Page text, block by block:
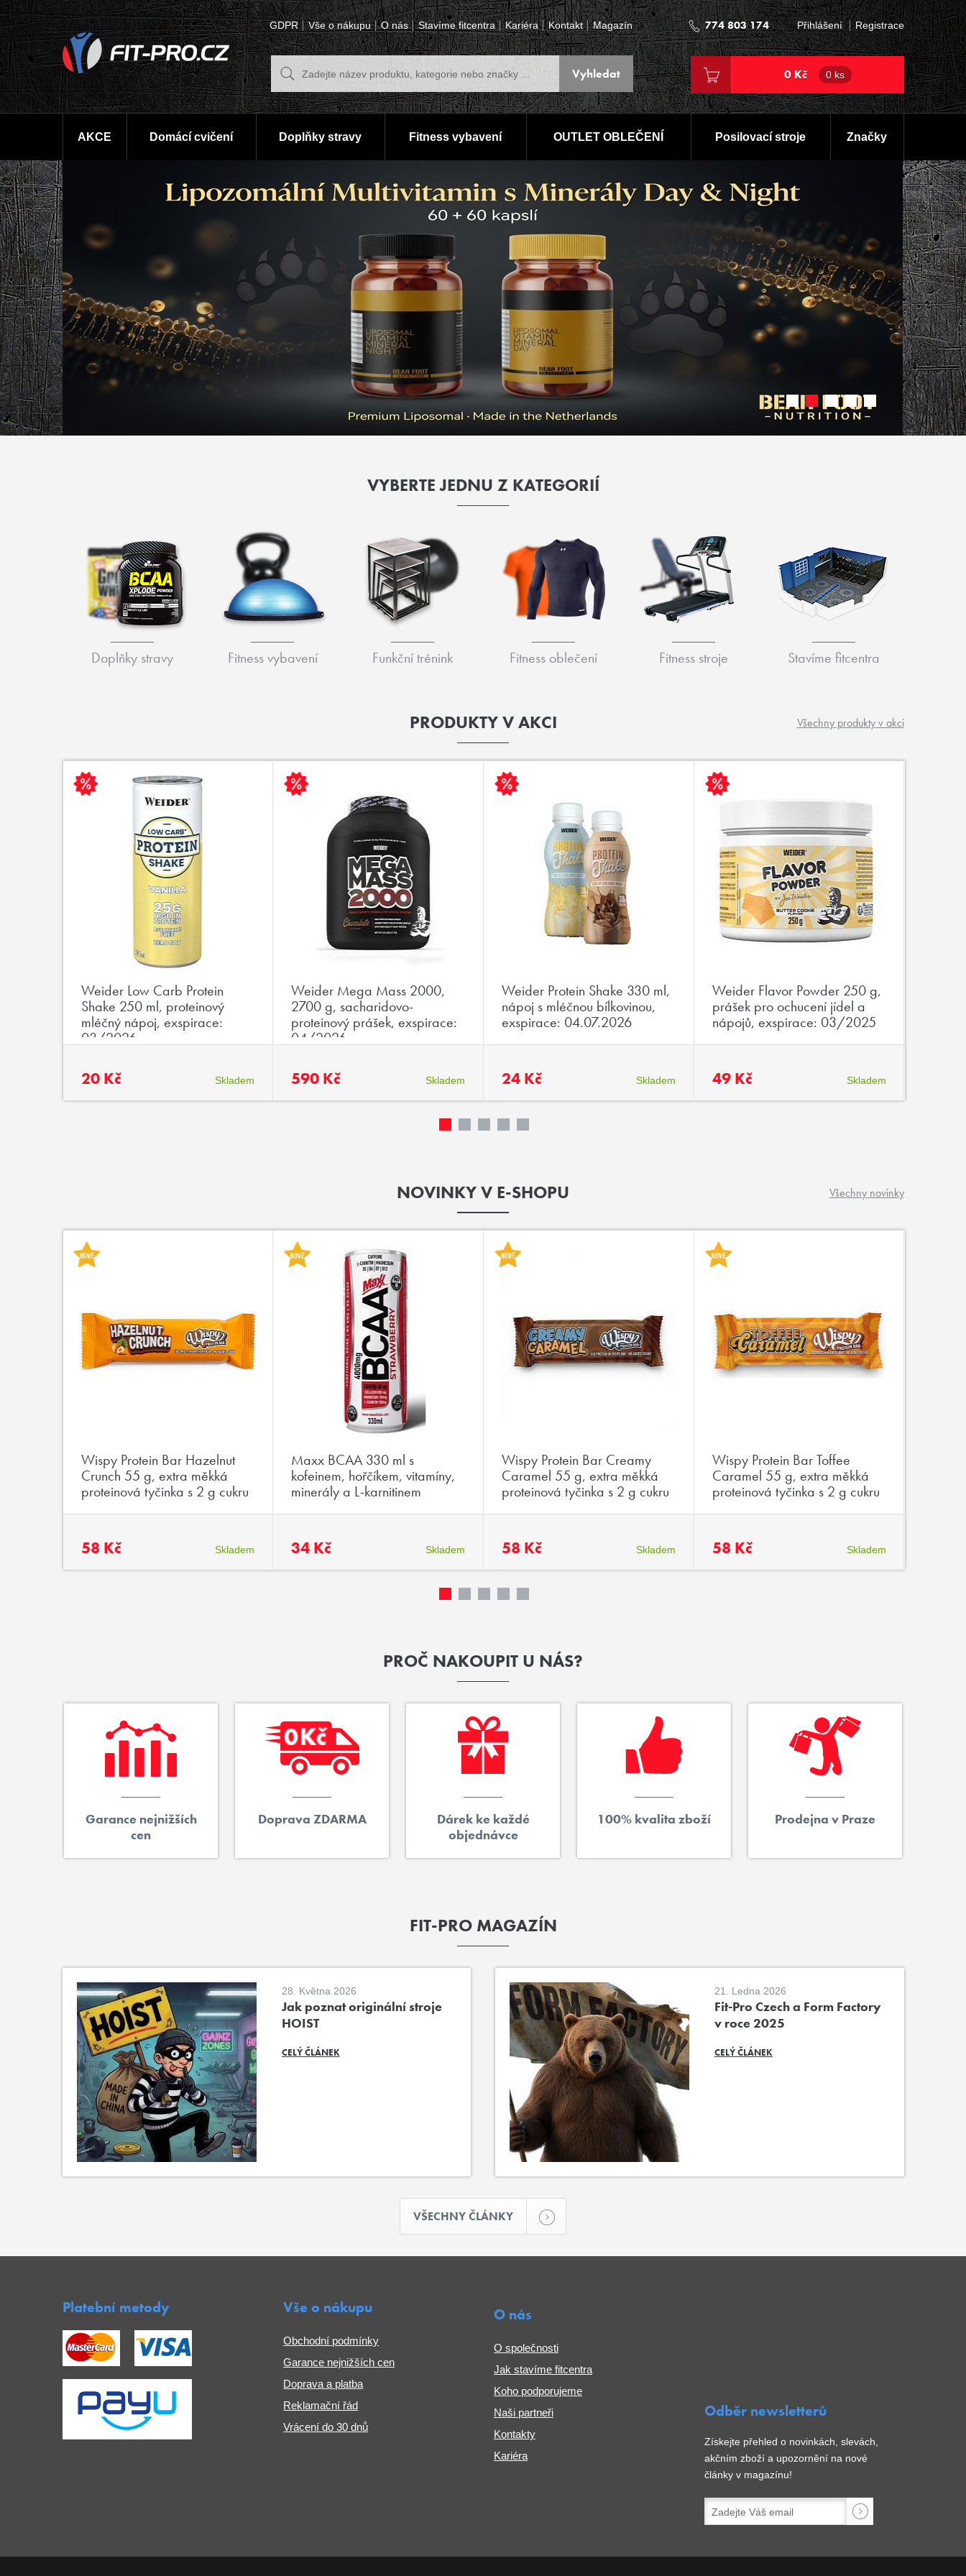
GDPR Vše o nákupu O nás Stavíme fitcentra Kariéra Kontakt Magazín 774 803 174 Přihlášení Registrace
0 Kč 0 ks
AKCE Domácí cvičení Doplňky stravy Fitness vybavení OUTLET OBLEČENÍ Posilovací stroje Značky
VYBERTE JEDNU Z KATEGORIÍ
Doplňky stravy Fitness vybavení Funkční trénink Fitness oblečení Fitness stroje Stavíme fitcentra
PRODUKTY V AKCI Všechny produkty v akci
Weider Low Carb Protein
Shake 250 ml, proteinový
mléčný nápoj, exspirace:
03/2026
20 Kč Skladem
Weider Mega Mass 2000,
2700 g, sacharidovo-
proteinový prášek, exspirace:
04/2026
590 Kč Skladem
Weider Protein Shake 330 ml,
nápoj s mléčnou bílkovinou,
exspirace: 04.07.2026
24 Kč Skladem
Weider Flavor Powder 250 g,
prášek pro ochucení jídel a
nápojů, exspirace: 03/2025
49 Kč Skladem
NOVINKY V E-SHOPU Všechny novinky
Wispy Protein Bar Hazelnut
Crunch 55 g, extra měkká
proteinová tyčinka s 2 g cukru
58 Kč Skladem
Maxx BCAA 330 ml s
kofeinem, hořčíkem, vitamíny,
minerály a L-karnitinem
34 Kč Skladem
Wispy Protein Bar Creamy
Caramel 55 g, extra měkká
proteinová tyčinka s 2 g cukru
58 Kč Skladem
Wispy Protein Bar Toffee
Caramel 55 g, extra měkká
proteinová tyčinka s 2 g cukru
58 Kč Skladem
PROČ NAKOUPIT U NÁS?
Garance nejnižších
cen
Doprava ZDARMA
Dárek ke každé
objednávce
100% kvalita zboží Prodejna v Praze
FIT-PRO MAGAZÍN
28. Května 2026
Jak poznat originální stroje
HOIST
CELÝ ČLÁNEK
21. Ledna 2026
Fit-Pro Czech a Form Factory
v roce 2025
CELÝ ČLÁNEK
VŠECHNY ČLÁNKY
Platební metody Vše o nákupu
Obchodní podmínky
Garance nejnižších cen
Doprava a platba
Reklamační řád
Vrácení do 30 dnů
O nás
O společnosti
Jak stavíme fitcentra
Koho podporujeme
Naši partneři
Kontakty
Kariéra
Odběr newsletterů
Získejte přehled o novinkách, slevách,
akčním zboží a upozornění na nové
články v magazínu!